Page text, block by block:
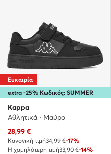
extra -25% Κωδικός: SUMMER
Ευκαιρία
Kappa
Αθλητικά · Μαύρο
Τρέχουσα τιμή
28,99 €
Κανονική τιμή34,99 €-17%
Η χαμηλότερη τιμή33,90 €-14%